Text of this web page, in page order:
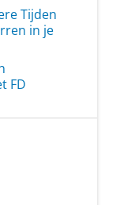
Tijden
in je
FD